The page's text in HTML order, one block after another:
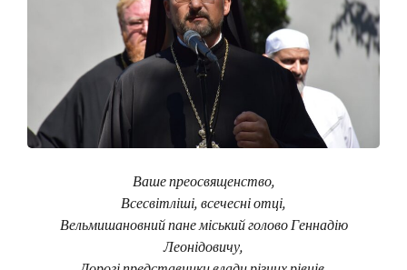
Ваше преосвященство,
Всесвітліші, всечесні отці,
Вельмишановний пане міський голово Геннадію
Леонідовичу,